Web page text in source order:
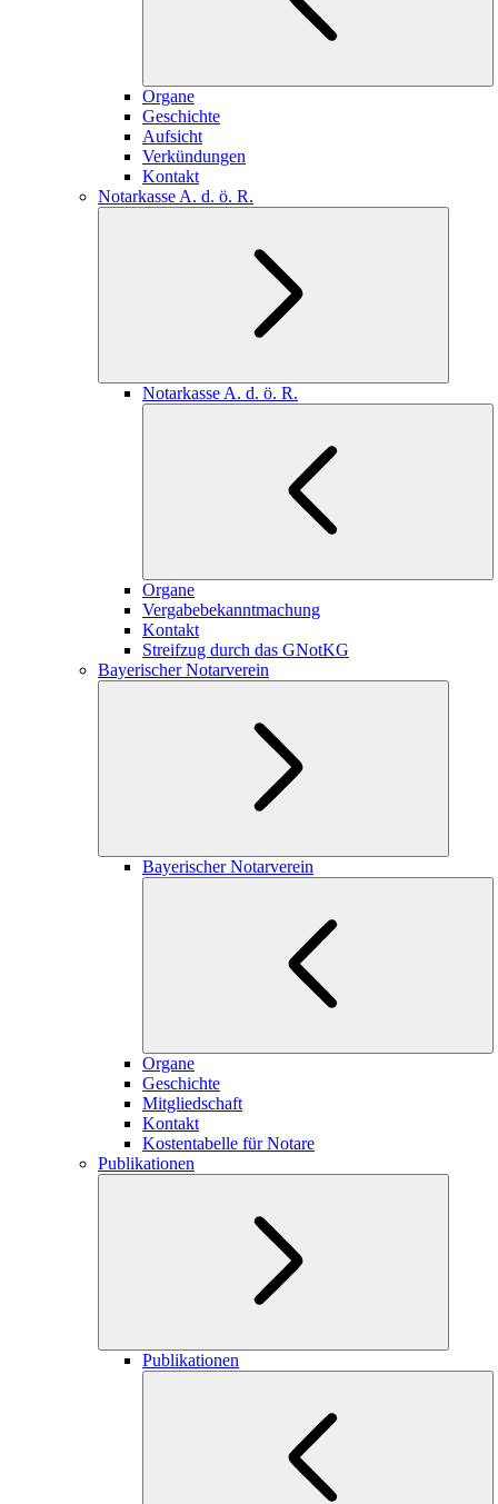
Organe
Geschichte
Aufsicht
Verkündungen
Kontakt
Notarkasse A. d. ö. R.
Notarkasse A. d. ö. R.
Organe
Vergabebekanntmachung
Kontakt
Streifzug durch das GNotKG
Bayerischer Notarverein
Bayerischer Notarverein
Organe
Geschichte
Mitgliedschaft
Kontakt
Kostentabelle für Notare
Publikationen
Publikationen